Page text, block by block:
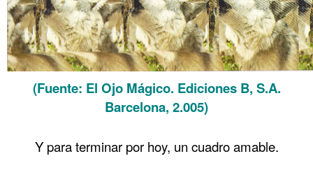
(Fuente: El Ojo Mágico. Ediciones B, S.A.
Barcelona, 2.005)
Y para terminar por hoy, un cuadro amable.